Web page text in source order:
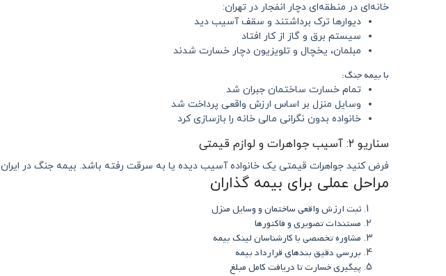
خانه‌ای در منطقه‌ای دچار انفجار در تهران:
دیوارها ترک برداشتند و سقف آسیب دید
سیستم برق و گاز از کار افتاد
مبلمان، یخچال و تلویزیون دچار خسارت شدند
با بیمه جنگ:
تمام خسارت ساختمان جبران شد
وسایل منزل بر اساس ارزش واقعی پرداخت شد
خانواده بدون نگرانی مالی خانه را بازسازی کرد
سناریو ۲: آسیب جواهرات و لوازم قیمتی
فرض کنید جواهرات قیمتی یک خانواده آسیب دیده یا به سرقت رفته باشد. بیمه جنگ در ایران
مراحل عملی برای بیمه‌ گذاران
ثبت ارزش واقعی ساختمان و وسایل منزل
مستندات تصویری و فاکتورها
مشاوره تخصصی با کارشناسان لینک بیمه
بررسی دقیق بندهای قرارداد بیمه
پیگیری خسارت تا دریافت کامل مبلغ